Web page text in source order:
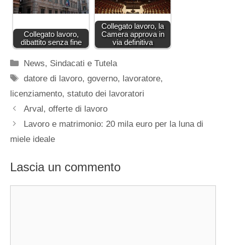
Collegato lavoro,
dibattito senza fine
Collegato lavoro, la
Camera approva in
via definitiva
Categorie
News, Sindacati e Tutela
Tag
datore di lavoro,governo, lavoratore,
licenziamento, statuto dei lavoratori
Arval, offerte di lavoro
Lavoro e matrimonio: 20 mila euro per la luna di
miele ideale
Lascia un commento